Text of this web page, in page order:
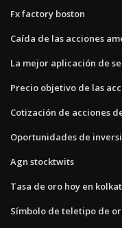
Fx factory boston
Caída de las acciones
La mejor aplicación de
Precio objetivo de las
Cotización de acciones
Oportunidades de
Agn stocktwits
Tasa de oro hoy en
Símbolo de teletipo de